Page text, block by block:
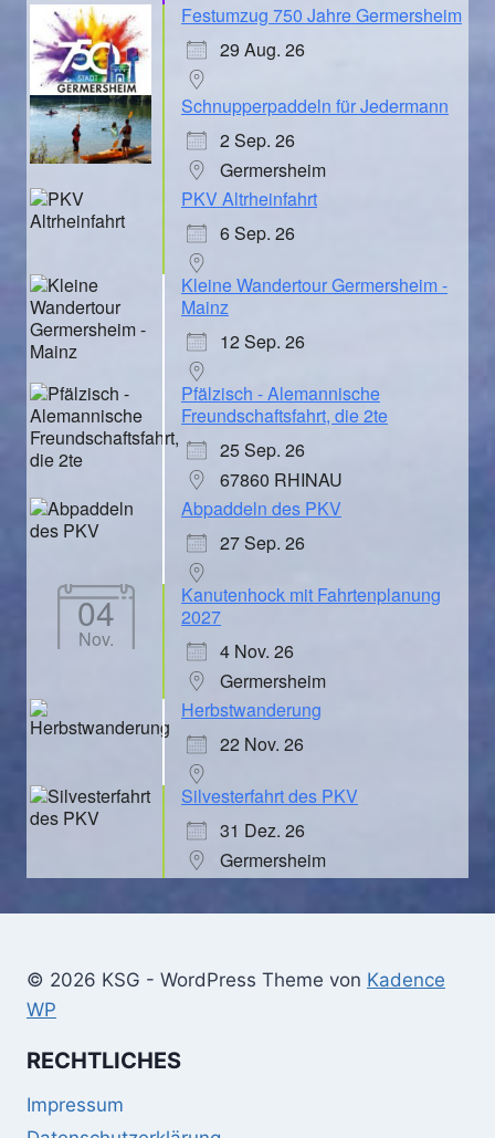
Festumzug 750 Jahre Germersheim
29 Aug. 26
Schnupperpaddeln für Jedermann
2 Sep. 26
Germersheim
PKV Altrheinfahrt
6 Sep. 26
Kleine Wandertour Germersheim -
Mainz
12 Sep. 26
Pfälzisch - Alemannische
Freundschaftsfahrt, die 2te
25 Sep. 26
67860 RHINAU
Abpaddeln des PKV
27 Sep. 26
04
Nov.
Kanutenhock mit Fahrtenplanung
2027
4 Nov. 26
Germersheim
Herbstwanderung
22 Nov. 26
Silvesterfahrt des PKV
31 Dez. 26
Germersheim
© 2026 KSG - WordPress Theme von Kadence
WP
RECHTLICHES
Impressum